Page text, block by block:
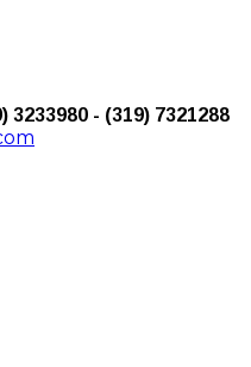
3233980 - (319) 7321288